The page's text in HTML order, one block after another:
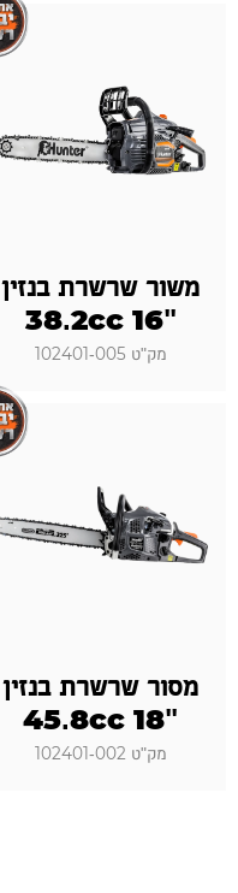
משור שרשרת בנזין
"16 38.2cc
מק"ט 102401-005
מסור שרשרת בנזין
"18 45.8cc
מק"ט 102401-002